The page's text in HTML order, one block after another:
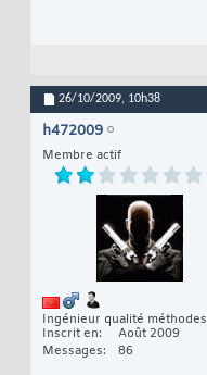
26/10/2009, 10h38
h472009
Membre actif
Ingénieur qualité méthodes
Inscrit en
Août 2009
Messages
86